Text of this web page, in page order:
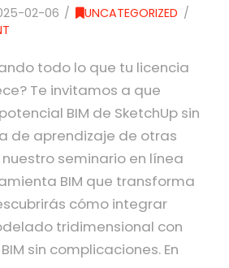
02-06
UNCATEGORIZED
todo lo que tu licencia
Te invitamos a que
BIM de SketchUp sin
de aprendizaje de otras
seminario en línea
BIM que transforma
cómo integrar
tridimensional con
sin complicaciones. En